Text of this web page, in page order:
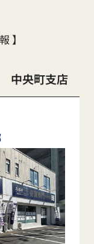
】
中央町支店